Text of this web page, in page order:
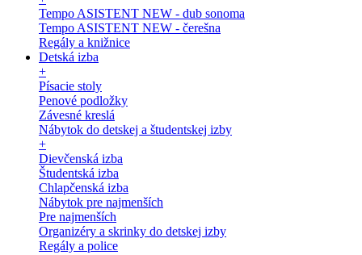
Tempo ASISTENT NEW - dub sonoma
Tempo ASISTENT NEW - čerešna
Regály a knižnice
Detská izba
+
Písacie stoly
Penové podložky
Závesné kreslá
Nábytok do detskej a študentskej izby
+
Dievčenská izba
Študentská izba
Chlapčenská izba
Nábytok pre najmenších
Pre najmenších
Organizéry a skrinky do detskej izby
Regály a police